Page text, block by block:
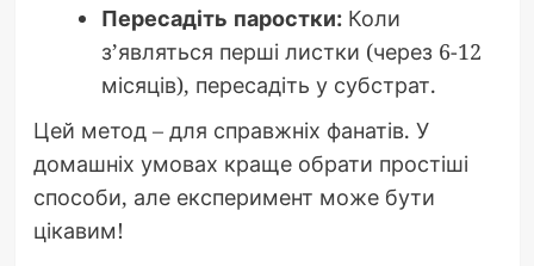
Пересадіть паростки:Коли
з’являться перші листки (через 6-12
місяців), пересадіть у субстрат.
Цей метод – для справжніх фанатів. У
домашніх умовах краще обрати простіші
способи, але експеримент може бути
цікавим!